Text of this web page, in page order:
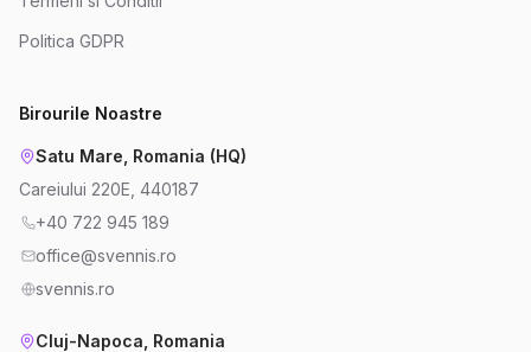
Politica GDPR
Birourile Noastre
Satu Mare, Romania (HQ)
Careiului 220E, 440187
+40 722 945 189
office@svennis.ro
svennis.ro
Cluj-Napoca, Romania